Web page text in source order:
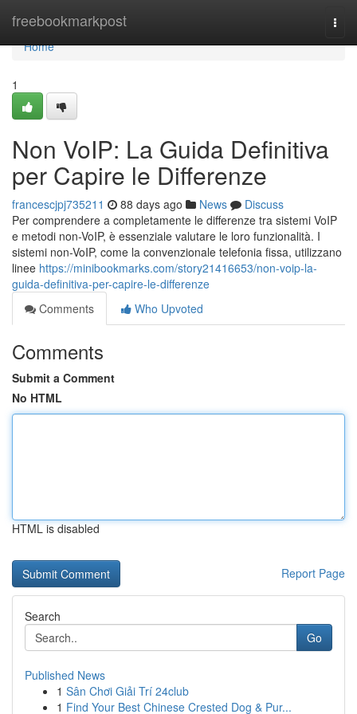
freebookmarkpost
Home
Home
1
Non VoIP: La Guida Definitiva
per Capire le Differenze
francescjpj735211 88 days ago News
Discuss
Per comprendere a completamente le differenze tra sistemi VoIP
e metodi non-VoIP, è essenziale valutare le loro funzionalità. I
sistemi non-VoIP, come la convenzionale telefonia fissa, utilizzano
linee https://minibookmarks.com/story21416653/non-voip-la-
guida-definitiva-per-capire-le-differenze
Comments
Who Upvoted
Comments
Submit a Comment
No HTML
HTML is disabled
Report Page
Search
Go
Published News
1 Sân Chơi Giải Trí 24club
1 Find Your Best Chinese Crested Dog & Pur...